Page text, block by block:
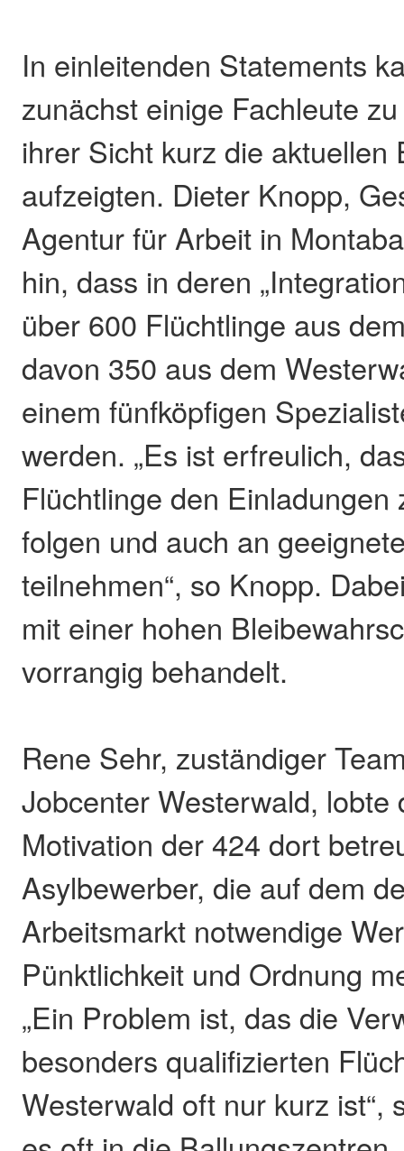
In einleitenden Statements
zunächst einige Fachleute
ihrer Sicht kurz die aktuellen
aufzeigten. Dieter Knopp,
Agentur für Arbeit in
hin, dass in deren
über 600 Flüchtlinge aus
davon 350 aus dem
einem fünfköpfigen
werden. „Es ist erfreulich,
Flüchtlinge den Einladungen
folgen und auch an
teilnehmen“, so Knopp.
mit einer hohen
vorrangig behandelt.
Rene Sehr, zuständiger
Jobcenter Westerwald, lobte
Motivation der 424 dort
Asylbewerber, die auf dem
Arbeitsmarkt notwendige
Pünktlichkeit und Ordnung
„Ein Problem ist, das die
besonders qualifizierten
Westerwald oft nur kurz ist“,